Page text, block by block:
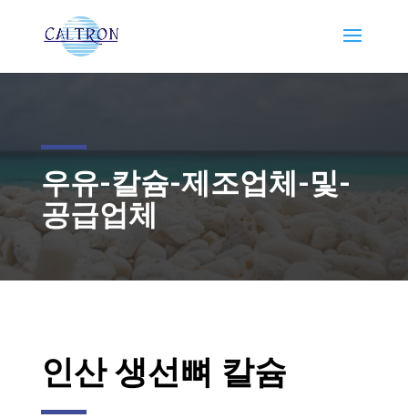
우유-칼슘-제조업체-및-
공급업체
인산 생선뼈 칼슘